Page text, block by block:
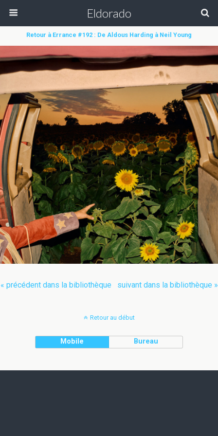
Eldorado
Retour à Errance #192 : De Aldous Harding à Neil Young
« précédent dans la bibliothèque suivant dans la bibliothèque »
Retour au début
Mobile Bureau